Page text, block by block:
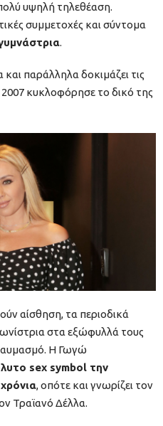
υψηλή τηλεθέαση.
συμμετοχές και σύντομα
.
και παράλληλα δοκιμάζει τις
κυκλοφόρησε το δικό της
αίσθηση, τα περιοδικά
στα εξώφυλλά τους
H Γωγώ
sex symbol την
, οπότε και γνωρίζει τον
Τραϊανό Δέλλα.